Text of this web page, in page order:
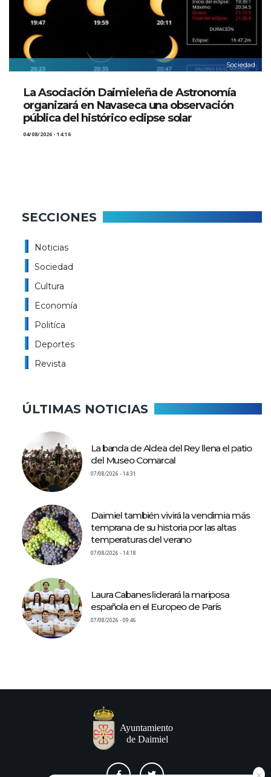
Sociedad
La Asociación Daimieleña de Astronomía
organizará en Navaseca una observación
pública del histórico eclipse solar
04/08/2026 - 14:16
SECCIONES
Noticias
Sociedad
Cultura
Economía
Politíca
Deportes
Revista
ÚLTIMAS NOTICIAS
La banda de Aldea del Rey llena el patio
del Museo Comarcal
07/08/2026 - 14:31
Daimiel también vivirá la vendimia más
temprana de su historia por las altas
temperaturas del verano
07/08/2026 - 14:18
Laura Cabanes liderará la mariposa
española en el Europeo de París
07/08/2026 - 09:46